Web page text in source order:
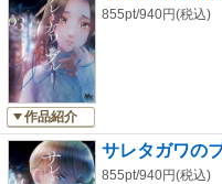
作品紹介
855pt/940円(税込)
サレタガワの
855pt/940円(税込)